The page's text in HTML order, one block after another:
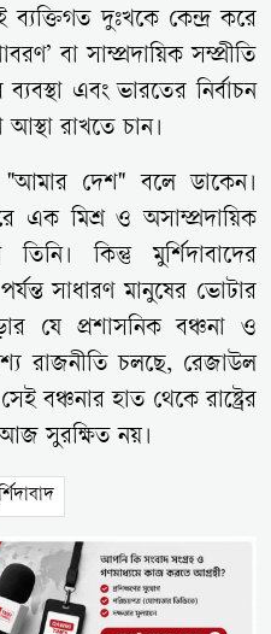
দুঃখকে কেন্দ্র করে
বা সাম্প্রদায়িক সম্প্রীতি
এবং ভারতের নির্বাচন
রাখতে চান।
"আমার দেশ" বলে ডাকেন।
এক মিশ্র ও অসাম্প্রদায়িক
কিন্তু মুর্শিদাবাদের
সাধারণ মানুষের ভোটার
যে প্রশাসনিক বঞ্চনা ও
রাজনীতি চলছে, রেজাউল
বঞ্চনার হাত থেকে রাষ্ট্রের
আজ সুরক্ষিত নয়।